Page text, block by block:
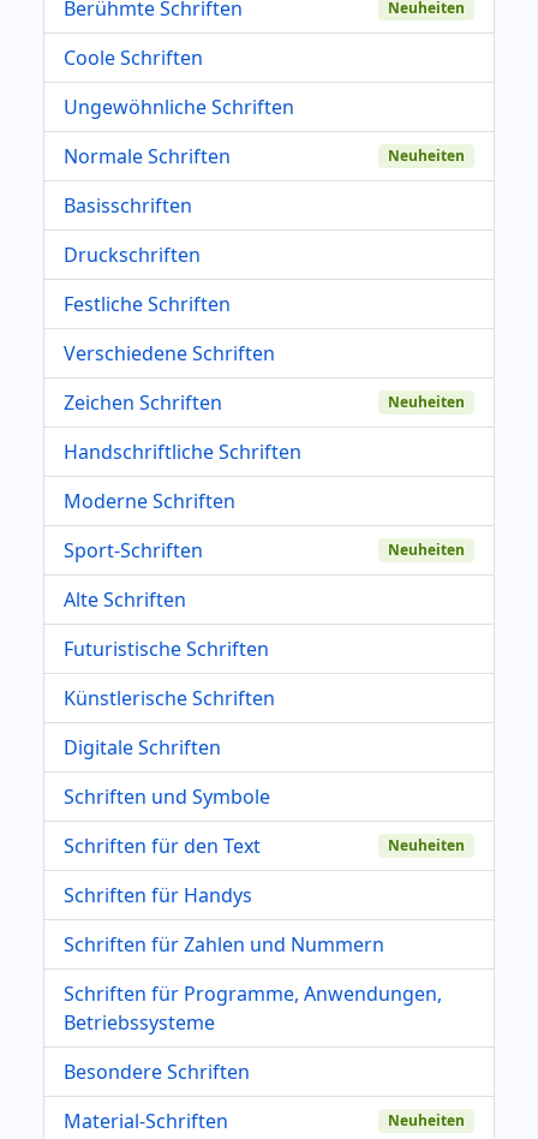
Berühmte Schriften Neuheiten
Coole Schriften
Ungewöhnliche Schriften
Normale Schriften
Neuheiten
Basisschriften
Druckschriften
Festliche Schriften
Verschiedene Schriften
Zeichen Schriften
Neuheiten
Handschriftliche Schriften
Moderne Schriften
Sport-Schriften
Neuheiten
Alte Schriften
Futuristische Schriften
Künstlerische Schriften
Digitale Schriften
Schriften und Symbole
Schriften für den Text
Neuheiten
Schriften für Handys
Schriften für Zahlen und Nummern
Schriften für Programme, Anwendungen,
Betriebssysteme
Besondere Schriften
Material-Schriften
Neuheiten